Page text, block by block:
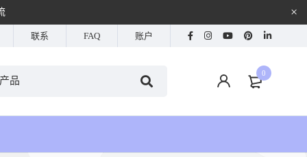
联系 FAQ 账户
0